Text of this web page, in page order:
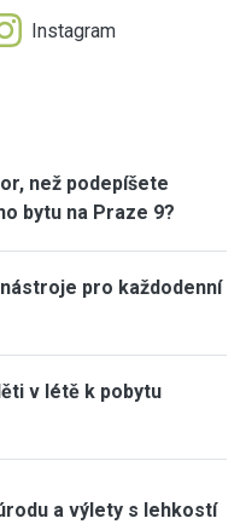
Instagram
než podepíšete
bytu na Praze 9?
pro každodenní
v létě k pobytu
a výlety s lehkostí